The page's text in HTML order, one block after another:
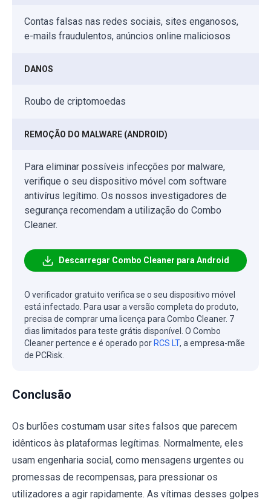
Contas falsas nas redes sociais, sites enganosos,
e-mails fraudulentos, anúncios online maliciosos
DANOS
Roubo de criptomoedas
REMOÇÃO DO MALWARE (ANDROID)
Para eliminar possíveis infecções por malware,
verifique o seu dispositivo móvel com software
antivírus legítimo. Os nossos investigadores de
segurança recomendam a utilização do Combo
Cleaner.
Descarregar Combo Cleaner para Android
O verificador gratuito verifica se o seu dispositivo móvel
está infectado. Para usar a versão completa do produto,
precisa de comprar uma licença para Combo Cleaner. 7
dias limitados para teste grátis disponível. O Combo
Cleaner pertence e é operado por RCS LT, a empresa-mãe
de PCRisk.
Conclusão
Os burlões costumam usar sites falsos que parecem
idênticos às plataformas legítimas. Normalmente, eles
usam engenharia social, como mensagens urgentes ou
promessas de recompensas, para pressionar os
utilizadores a agir rapidamente. As vítimas desses golpes